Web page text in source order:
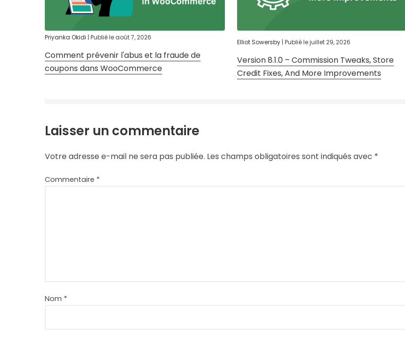
Priyanka Okidi | Publié le août 7, 2026
Comment prévenir l'abus et la fraude de
coupons dans WooCommerce
Elliot Sowersby| Publié lejuillet 29, 2026
Version 8.1.0 – Commission Tweaks, Store
Credit Fixes, And More Improvements
Laisser un commentaire
Votre adresse e-mail ne sera pas publiée. Les champs obligatoires sont indiqués avec *
Commentaire *
Nom *